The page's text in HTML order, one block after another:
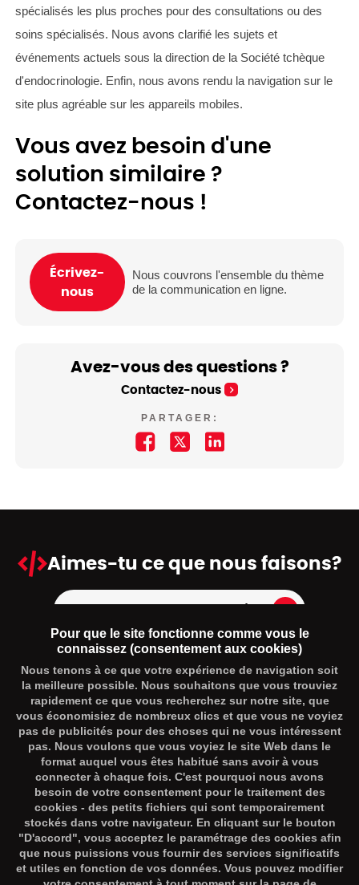
spécialisés les plus proches pour des consultations ou des
soins spécialisés. Nous avons clarifié les sujets et
événements actuels sous la direction de la Société tchèque
d'endocrinologie. Enfin, nous avons rendu la navigation sur le
site plus agréable sur les appareils mobiles.
Vous avez besoin d'une
solution similaire ?
Contactez-nous !
Écrivez-
nous
Nous couvrons l'ensemble du thème
de la communication en ligne.
Avez-vous des questions ?
Contactez-nous
PARTAGER:
Aimes-tuce que nous faisons?
ou contacte directement Jenda
+420 739 973 151
hr@dmpagency.cz
Vous pouvez être intéressé
Contact
Suivez-nous
Pour que le site fonctionne comme vous le
connaissez (consentement aux cookies)
Nous tenons à ce que votre expérience de navigation soit
la meilleure possible. Nous souhaitons que vous trouviez
rapidement ce que vous recherchez sur notre site, que
vous économisiez de nombreux clics et que vous ne voyiez
pas de publicités pour des choses qui ne vous intéressent
pas. Nous voulons que vous voyiez le site Web dans le
format auquel vous êtes habitué sans avoir à vous
connecter à chaque fois. C'est pourquoi nous avons
besoin de votre consentement pour le traitement des
cookies - des petits fichiers qui sont temporairement
stockés dans votre navigateur. En cliquant sur le bouton
"D'accord", vous acceptez le paramétrage des cookies afin
que nous puissions vous fournir des services significatifs
et utiles en fonction de vos données. Vous pouvez modifier